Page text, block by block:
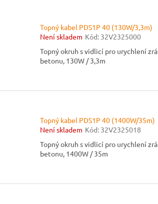
Topný kabel PDS1P 40 (130W/3,3m)
Není skladem Kód: 32V2325000
Topný okruh s vidlicí pro urychlení
betonu, 130W / 3,3m
Topný kabel PDS1P 40 (1400W/35m)
Není skladem Kód: 32V2325018
Topný okruh s vidlicí pro urychlení
betonu, 1400W / 35m